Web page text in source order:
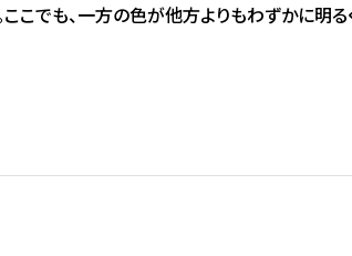
ここでも、一方の色が他方よりもわずかに明る